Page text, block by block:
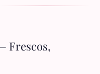
Frescos,